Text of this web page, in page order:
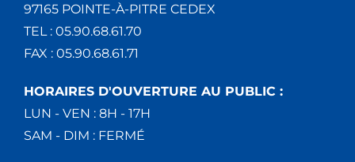
97165 POINTE-À-PITRE CEDEX
TEL : 05.90.68.61.70
FAX : 05.90.68.61.71
HORAIRES D'OUVERTURE AU PUBLIC :
LUN - VEN : 8H - 17H
SAM - DIM : FERMÉ